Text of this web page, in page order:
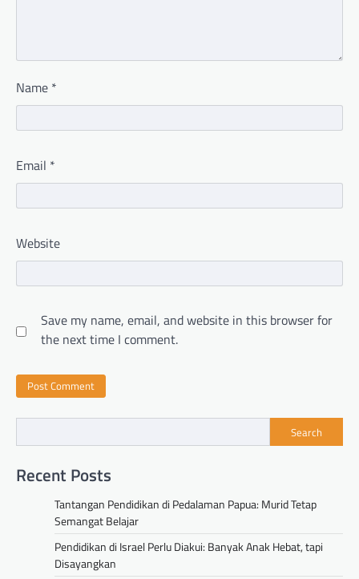
Name *
Email *
Website
Save my name, email, and website in this browser for
the next time I comment.
Search
Recent Posts
Tantangan Pendidikan di Pedalaman Papua: Murid Tetap
Semangat Belajar
Pendidikan di Israel Perlu Diakui: Banyak Anak Hebat, tapi
Disayangkan